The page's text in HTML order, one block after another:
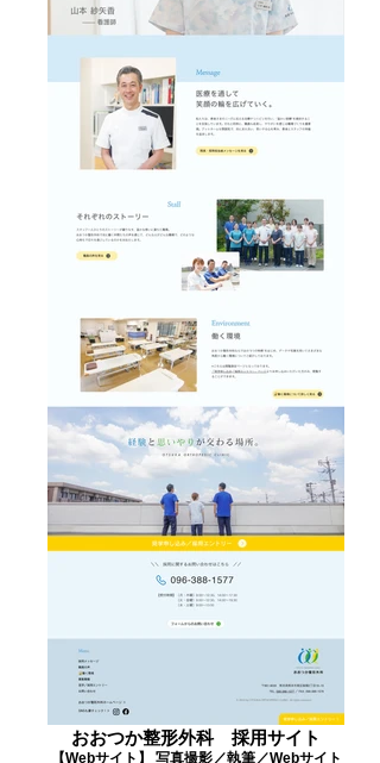
おおつか整形外科 採用サイト
【Webサイト】 写真撮影／執筆／Webサイト